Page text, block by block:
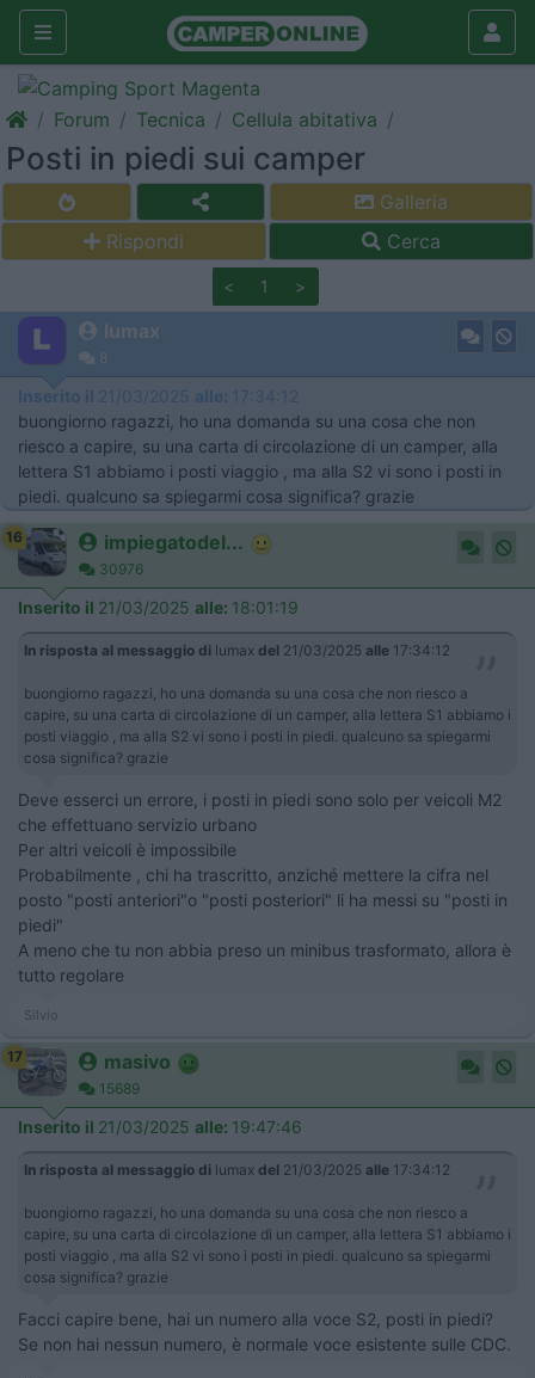
Forum Tecnica Cellula abitativa
Posti in piedi sui camper
Galleria
Rispondi
Cerca
< 1 >
lumax
8
Inserito il 21/03/2025 alle: 17:34:12
buongiorno ragazzi, ho una domanda su una cosa che non
riesco a capire, su una carta di circolazione di un camper, alla
lettera S1 abbiamo i posti viaggio , ma alla S2 vi sono i posti in
piedi. qualcuno sa spiegarmi cosa significa? grazie
16 impiegatodel...
30976
Inserito il 21/03/2025 alle: 18:01:19
In risposta al messaggio di lumax del 21/03/2025 alle 17:34:12
buongiorno ragazzi, ho una domanda su una cosa che non riesco a
capire, su una carta di circolazione di un camper, alla lettera S1 abbiamo i
posti viaggio , ma alla S2 vi sono i posti in piedi. qualcuno sa spiegarmi
cosa significa? grazie
Deve esserci un errore, i posti in piedi sono solo per veicoli M2
che effettuano servizio urbano
Per altri veicoli è impossibile
Probabilmente , chi ha trascritto, anziché mettere la cifra nel
posto "posti anteriori"o "posti posteriori" li ha messi su "posti in
piedi"
A meno che tu non abbia preso un minibus trasformato, allora è
tutto regolare
Silvio
17 masivo
15689
Inserito il 21/03/2025 alle: 19:47:46
In risposta al messaggio di lumax del 21/03/2025 alle 17:34:12
buongiorno ragazzi, ho una domanda su una cosa che non riesco a
capire, su una carta di circolazione di un camper, alla lettera S1 abbiamo i
posti viaggio , ma alla S2 vi sono i posti in piedi. qualcuno sa spiegarmi
cosa significa? grazie
Facci capire bene, hai un numero alla voce S2, posti in piedi?
Se non hai nessun numero, è normale voce esistente sulle CDC.